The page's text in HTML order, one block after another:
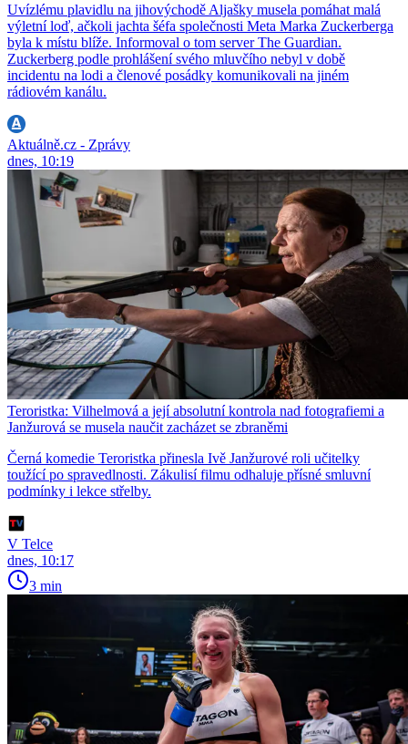
Uvízlému plavidlu na jihovýchodě Aljašky musela pomáhat malá
výletní loď, ačkoli jachta šéfa společnosti Meta Marka Zuckerberga
byla k místu blíže. Informoval o tom server The Guardian.
Zuckerberg podle prohlášení svého mluvčího nebyl v době
incidentu na lodi a členové posádky komunikovali na jiném
rádiovém kanálu.
Aktuálně.cz - Zprávy
dnes, 10:19
Teroristka: Vilhelmová a její absolutní kontrola nad fotografiemi a
Janžurová se musela naučit zacházet se zbraněmi
Černá komedie Teroristka přinesla Ivě Janžurové roli učitelky
toužící po spravedlnosti. Zákulisí filmu odhaluje přísné smluvní
podmínky i lekce střelby.
V Telce
dnes, 10:17
3 min